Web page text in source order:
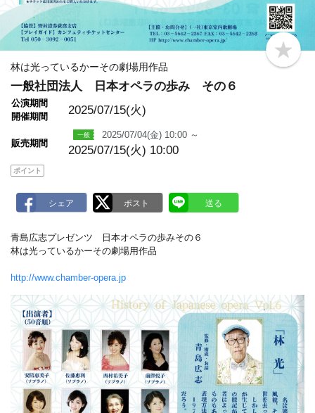
b
o
林は光っているかーその劇場用作品
一般社団法人 日本オペラの歩み その６
公演期間
開催期間
2025/07/15(火)
販売期間
2025/07/04(金) 10:00 ～
2025/07/15(火) 10:00
ポイント
青島広志プレゼンツ 日本オペラの歩みその６
林は光っているかーその劇場用作品
http://www.chamber-opera.jp